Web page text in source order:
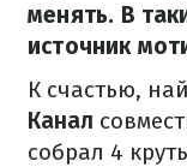
менять. В
источник
К счастью,
Канал
собрал 4